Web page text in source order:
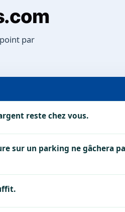
par
reste chez vous.
sur un parking ne gâchera